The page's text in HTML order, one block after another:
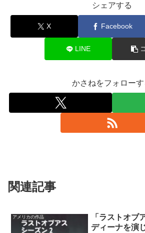
シェアする
X Facebook
LINE
かさねをフォローす
関連記事
アメリカの作品
「ラストオブ
ディーナを演